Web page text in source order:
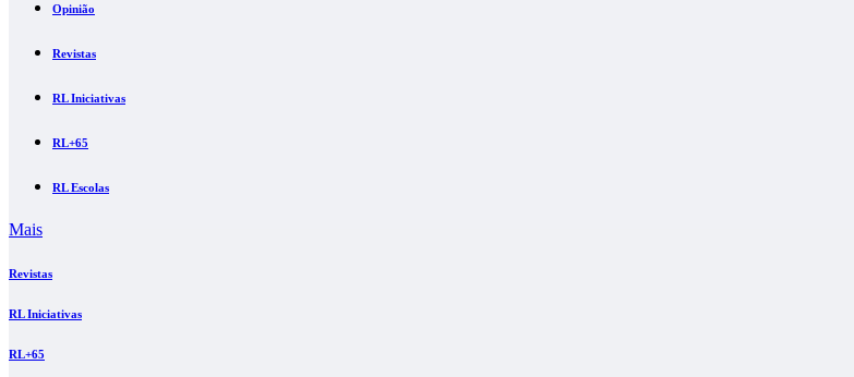
Opinião
Revistas
RL Iniciativas
RL+65
RL Escolas
Mais
Revistas
RL Iniciativas
RL+65